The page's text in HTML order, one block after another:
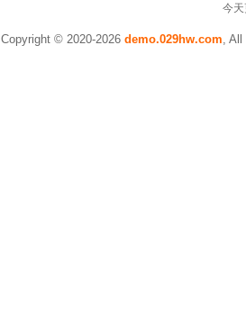
今
Copyright © 2020-2026 demo.029hw.com,